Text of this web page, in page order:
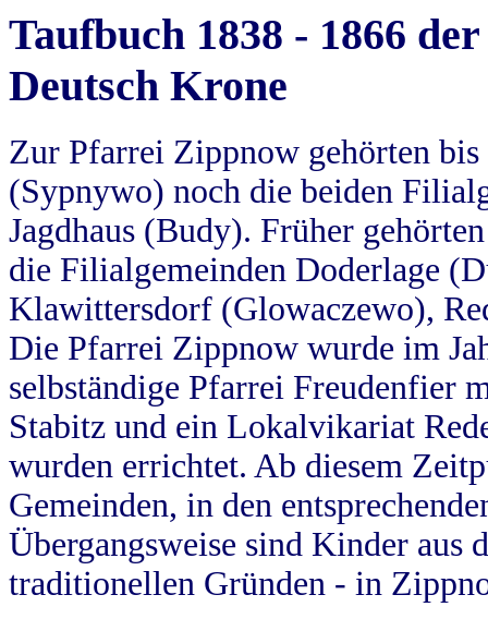
Taufbuch 1838 - 1866
Deutsch Krone
Zur Pfarrei Zippnow gehörten
(Sypnywo) noch die beiden
Jagdhaus (Budy). Früher
die Filialgemeinden Doderlage
Klawittersdorf (Glowaczewo),
Die Pfarrei Zippnow wurde im
selbständige Pfarrei Freudenfier
Stabitz und ein Lokalvikariat
wurden errichtet. Ab diesem
Gemeinden, in den
Übergangsweise sind Kinder aus
traditionellen Gründen - in